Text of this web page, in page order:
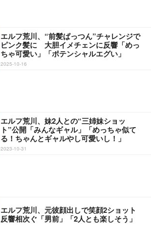
エルフ荒川、“前髪ぱっつん”チャレンジで
ピンク髪に 大胆イメチェンに反響「めっ
ちゃ可愛い」「ポテンシャルエグい」
2025-10-16
エルフ荒川、妹2人との“三姉妹ショッ
ト”公開「みんなギャル」「めっちゃ似て
る！ちゃんとギャルやし可愛いし！」
2023-10-31
エルフ荒川、元彼顔出しで笑顔2ショット
反響相次ぐ「男前」「2人とも楽しそう」